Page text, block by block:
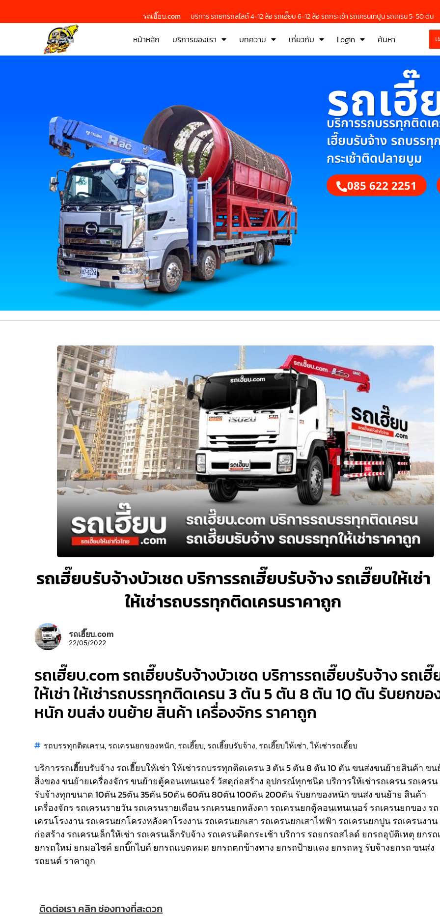
รถเฮี๊ยบ.com บริการ รถยกรถสไลด์ 4-12 ล้อ รถเฮี๊ยบ 6-12 ล้อ รถกระเช้า รถเครนเทปูน รถเครน 5-50 ตัน
หน้าหลัก บริการของเรา บทความ เกี่ยวกับ Login ค้นหา
รถเฮี๊
บริการรถบรรทุกติดเ
เฮี๊ยบรับจ้าง รถบรรทุ
กระเช้าติดปลายบูม
085 622 2251
รถเฮี๊ยบรับจ้างบัวเชด บริการรถเฮี๊ยบรับจ้าง รถเฮี๊ยบให้เช่า
ให้เช่ารถบรรทุกติดเครนราคาถูก
รถเฮี๊ยบ.com
22/05/2022
รถเฮี๊ยบ.com รถเฮี๊ยบรับจ้างบัวเชด บริการรถเฮี๊ยบรับจ้าง รถเฮี๊
ให้เช่า ให้เช่ารถบรรทุกติดเครน 3 ตัน 5 ตัน 8 ตัน 10 ตัน รับยกขอ
หนัก ขนส่ง ขนย้าย สินค้า เครื่องจักร ราคาถูก
รถบรรทุกติดเครน, รถเครนยกของหนัก, รถเฮี๊ยบ, รถเฮี๊ยบรับจ้าง, รถเฮี๊ยบให้เช่า,ให้เช่ารถเฮี๊ยบ
บริการรถเฮี๊ยบรับจ้าง รถเฮี๊ยบให้เช่า ให้เช่ารถบรรทุกติดเครน 3 ตัน 5 ตัน 8 ตัน 10 ตัน ขนส่งขนย้ายสินค้า ขน
สิ่งของ ขนย้ายเครื่องจักร ขนย้ายตู้คอนเทนเนอร์ วัสดุก่อสร้าง อุปกรณ์ทุกชนิดบริการให้เช่ารถเครน รถเครน
รับจ้างทุกขนาด 10ตัน 25ตัน 35ตัน 50ตัน 60ตัน 80ตัน 100ตัน 200ตัน รับยกของหนัก ขนส่ง ขนย้าย สินค้า
เครื่องจักร รถเครนรายวัน รถเครนรายเดือน รถเครนยกหลังคา รถเครนยกตู้คอนเทนเนอร์ รถเครนยกของ รถ
เครนโรงงาน รถเครนยกโครงหลังคาโรงงาน รถเครนยกเสา รถเครนยกเสาไฟฟ้า รถเครนยกปูน รถเครนงาน
ก่อสร้าง รถเครนเล็กให้เช่า รถเครนเล็กรับจ้าง รถเครนติดกระเช้าบริการ รถยกรถสไลด์ ยกรถอุบัติเหตุ ยกรถ
ยกรถใหม่ ยกมอไซค์ ยกบิ๊กไบค์ ยกรถแบตหมด ยกรถตกข้างทาง ยกรถป้ายแดง ยกรถหรู รับจ้างยกรถ ขนส่ง
รถยนต์ ราคาถูก
ติดต่อเรา คลิก ช่องทางที่สะดวก